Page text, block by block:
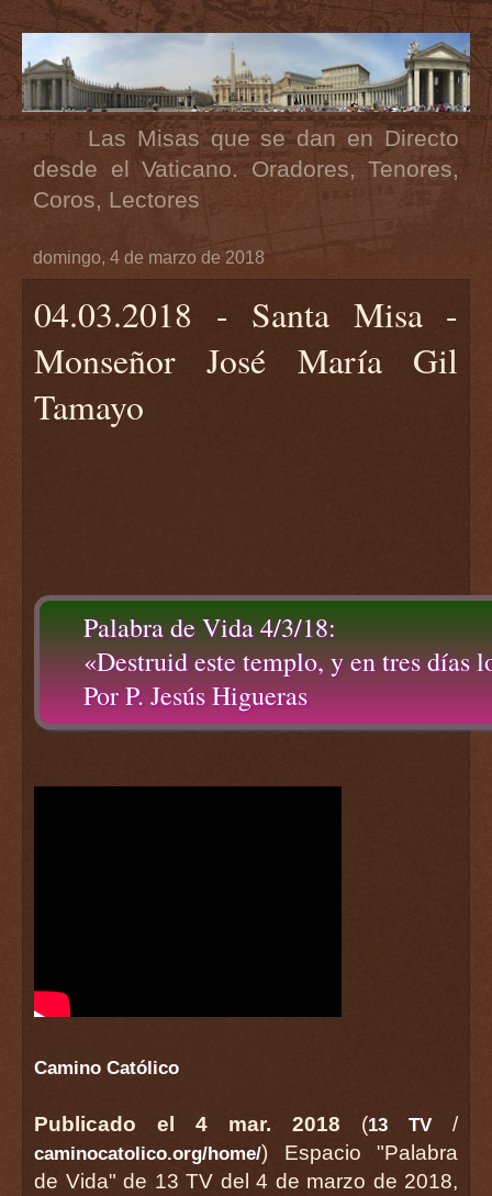
Las Misas que se dan en Directo
desde el Vaticano. Oradores, Tenores,
Coros, Lectores
domingo, 4 de marzo de 2018
04.03.2018 - Santa Misa -
Monseñor José María Gil
Tamayo
Palabra de Vida 4/3/18:
«Destruid este templo, y en tres días
Por P. Jesús Higueras
Camino Católico
Publicado el 4 mar. 2018 (13 TV /
caminocatolico.org/home/) Espacio "Palabra
de Vida" de 13 TV del 4 de marzo de 2018,